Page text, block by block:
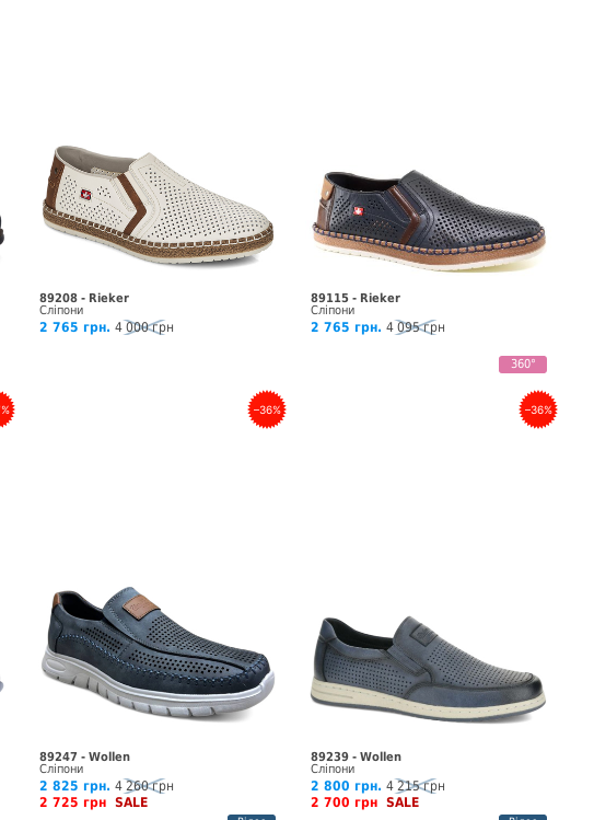
89208 - Rieker
Сліпони
2 765 грн. 4 000 грн
89115 - Rieker
Сліпони
2 765 грн. 4 095 грн
360°
–36%
89247 - Wollen
Сліпони
2 825 грн. 4 260 грн
2 725 грн SALE
–36%
89239 - Wollen
Сліпони
2 800 грн. 4 215 грн
2 700 грн SALE